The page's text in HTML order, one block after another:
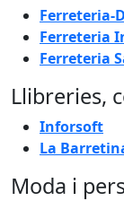
Ferreteria-
Ferreteria
Ferreteria
Llibreries,
Inforsoft
La
Moda i